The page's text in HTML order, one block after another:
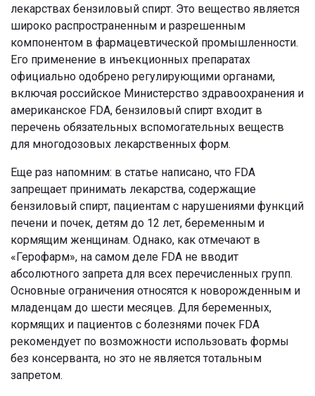
лекарствах бензиловый спирт. Это вещество является
широко распространенным и разрешенным
компонентом в фармацевтической промышленности.
Его применение в инъекционных препаратах
официально одобрено регулирующими органами,
включая российское Министерство здравоохранения и
американское FDA, бензиловый спирт входит в
перечень обязательных вспомогательных веществ
для многодозовых лекарственных форм.
Еще раз напомним: в статье написано, что FDA
запрещает принимать лекарства, содержащие
бензиловый спирт, пациентам с нарушениями функций
печени и почек, детям до 12 лет, беременным и
кормящим женщинам. Однако, как отмечают в
«Герофарм», на самом деле FDA не вводит
абсолютного запрета для всех перечисленных групп.
Основные ограничения относятся к новорожденным и
младенцам до шести месяцев. Для беременных,
кормящих и пациентов с болезнями почек FDA
рекомендует по возможности использовать формы
без консерванта, но это не является тотальным
запретом.